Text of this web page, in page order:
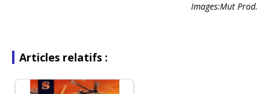
Images:Mut Prod.
Articles relatifs :